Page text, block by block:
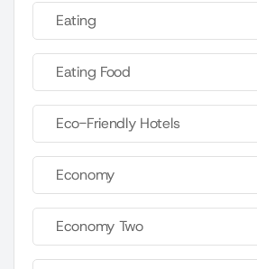
Eating
Eating Food
Eco-Friendly Hotels
Economy
Economy Two